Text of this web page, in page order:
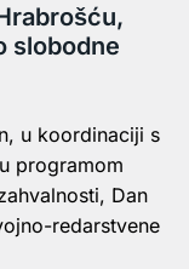
slobodne
u koordinaciji s
programom
Dan
redarstvene